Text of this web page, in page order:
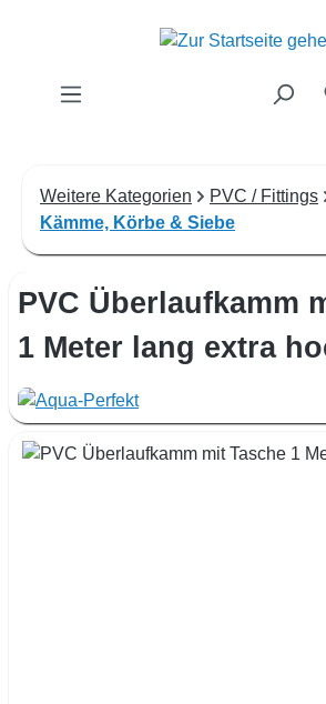
Zum Hauptinhalt springen
Weitere Kategorien
PVC / Fittings
Kämme, Körbe & Siebe
PVC Überlaufkamm
1 Meter lang extra
Bildergalerie überspringen